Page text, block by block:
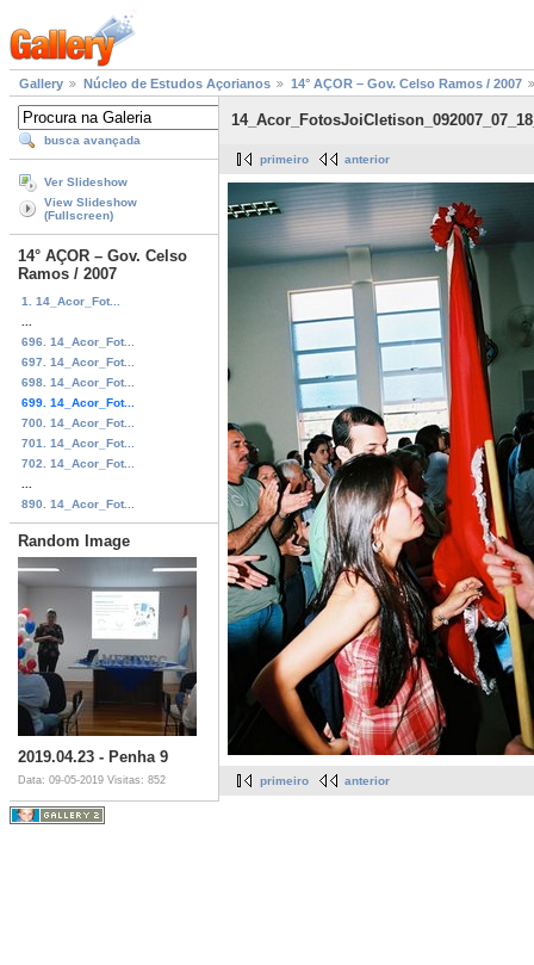
Gallery Núcleo de Estudos Açorianos 14° AÇOR – Gov. Celso Ramos / 2007
busca avançada
Ver Slideshow
View Slideshow
(Fullscreen)
14° AÇOR – Gov. Celso
Ramos / 2007
1. 14_Acor_Fot...
696. 14_Acor_Fot...
697. 14_Acor_Fot...
698. 14_Acor_Fot...
699. 14_Acor_Fot...
700. 14_Acor_Fot...
701. 14_Acor_Fot...
702. 14_Acor_Fot...
890. 14_Acor_Fot...
Random Image
2019.04.23 - Penha 9
Data: 09-05-2019 Visitas: 852
primeiro anterior
primeiro anterior